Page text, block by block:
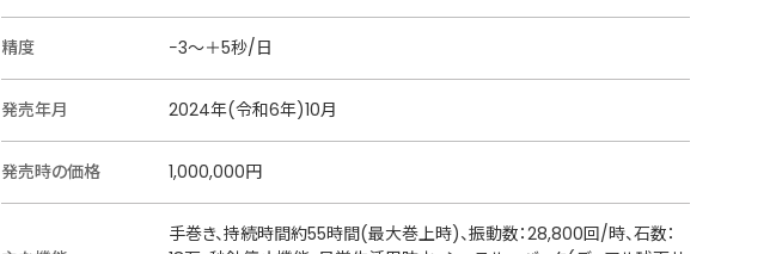
精度 −3〜＋5秒/日
発売年月 2024年(令和6年)10月
発売時の価格 1,000,000円
手巻き、持続時間約55時間(最大巻上時)、振動数：28,800回/時、石数：